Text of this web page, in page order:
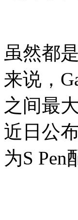
虽然都是
来说，
之间最
近日公
为S